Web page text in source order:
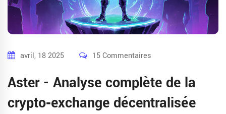
avril, 18 2025 15 Commentaires
Aster - Analyse complète de la
crypto‑exchange décentralisée